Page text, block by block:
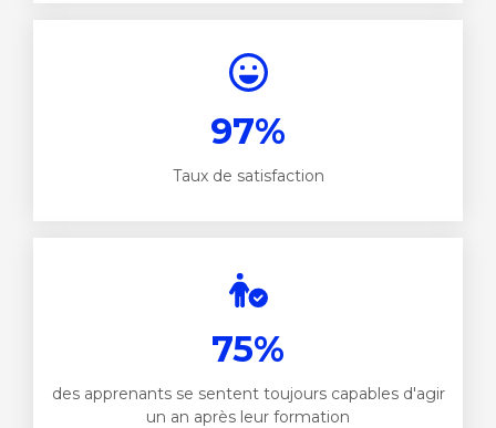
97%
Taux de satisfaction
75%
des apprenants se sentent toujours capables d'agir
un an après leur formation